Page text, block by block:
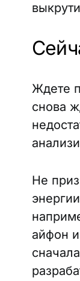
Ждете
снова
Не
айфон